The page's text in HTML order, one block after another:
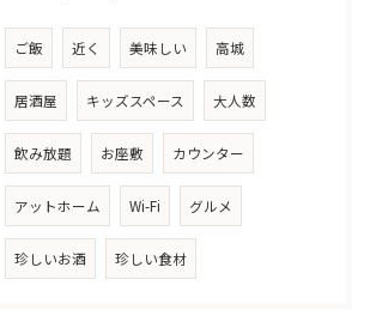
ご飯 近く 美味しい 高城
居酒屋 キッズスペース 大人数
飲み放題 お座敷 カウンター
アットホーム Wi-Fi グルメ
珍しいお酒 珍しい食材